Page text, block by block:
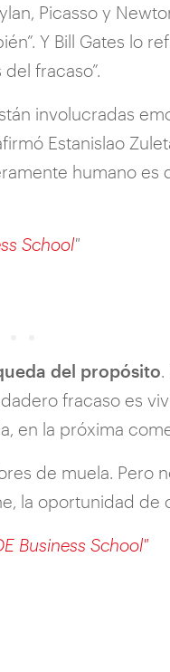
Picasso y
Y Bill Gates lo
fracaso”.
involucradas
Estanislao
humano es
School"
del propósito
fracaso es
en la próxima
de muela. Pero
la oportunidad de
Business School"